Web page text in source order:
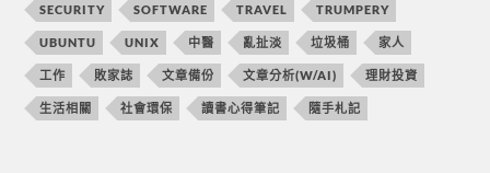
SECURITY SOFTWARE TRAVEL TRUMPERY
UBUNTU UNIX 中醫 亂扯淡 垃圾桶 家人
工作 敗家誌 文章備份 文章分析(W/AI) 理財投資
生活相關 社會環保 讀書心得筆記 隨手札記